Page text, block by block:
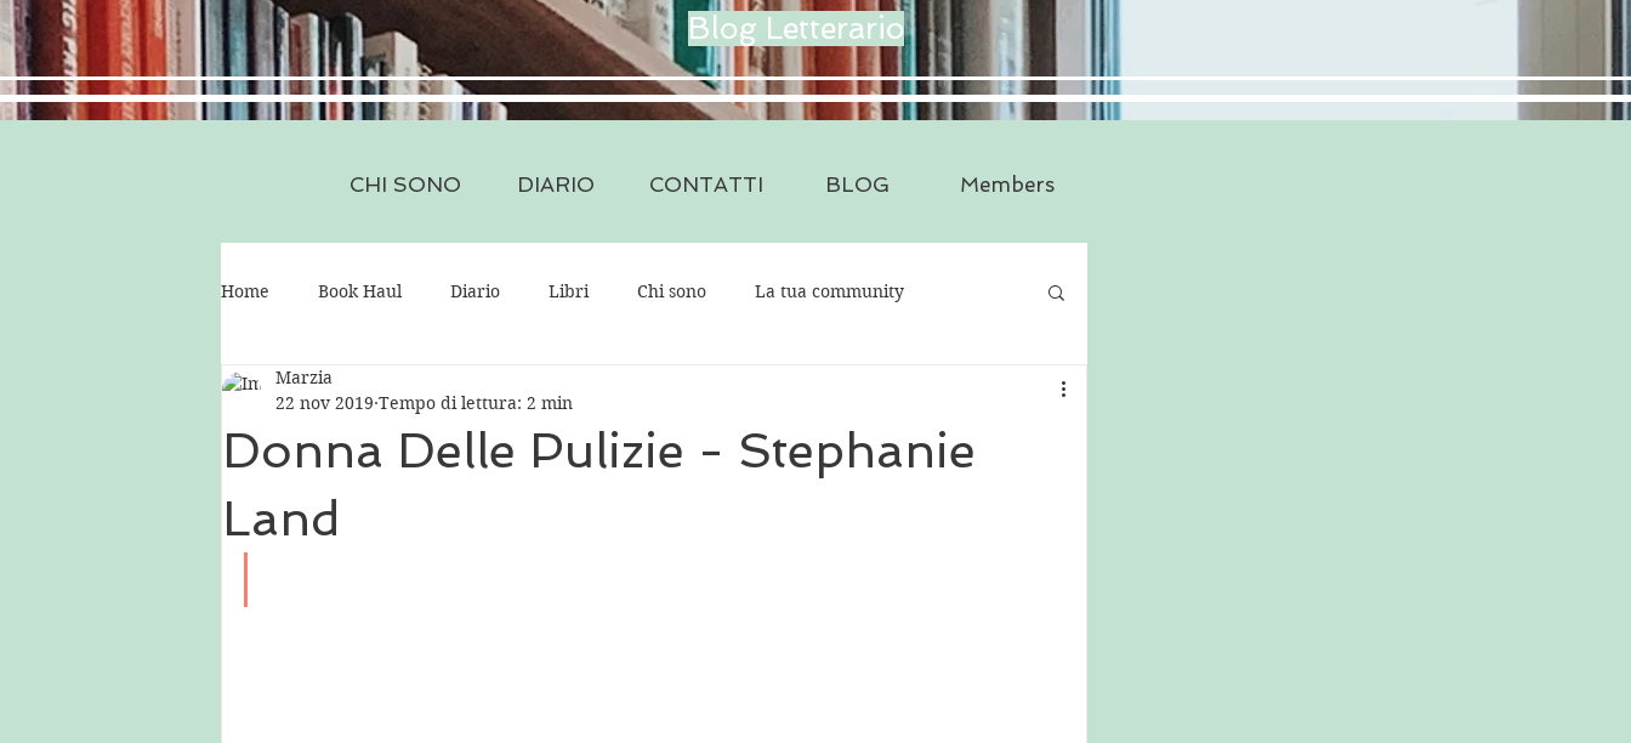
Blog Letterario
CHI SONO DIARIO CONTATTI BLOG Members
Home Book Haul Diario Libri Chi sono La tua community
Consigli per il blog
Donna Delle Pulizie - Stephanie
Land
Marzia
22 nov 2019 Tempo di lettura: 2 min